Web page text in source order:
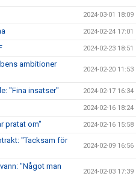
2024-03-01 18:09
2024-02-24 17:01
2024-02-23 18:51
ambitioner
2024-02-20 11:53
"Fina insatser" 2024-02-17 16:34
2024-02-16 18:24
pratat om" 2024-02-16 15:58
"Tacksam för
2024-02-09 16:56
"Något man
2024-02-03 17:39